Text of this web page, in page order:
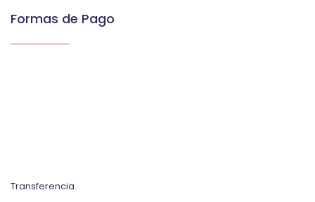
Formas de Pago
Transferencia.